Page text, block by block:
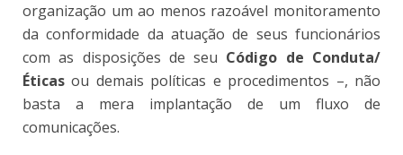
organização um ao menos razoável monitoramento
da conformidade da atuação de seus funcionários
com as disposições de seu Código de Conduta/
Éticas ou demais políticas e procedimentos –, não
basta a mera implantação de um fluxo de
comunicações.